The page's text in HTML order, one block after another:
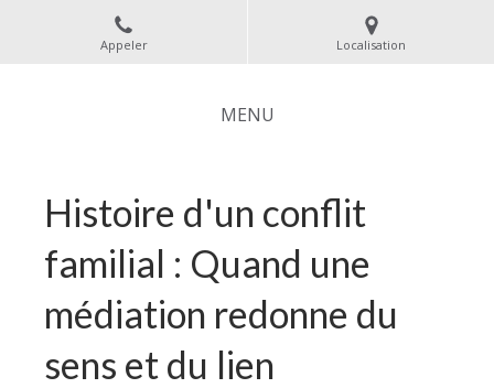
Appeler Localisation
MENU
Histoire d'un conflit
familial : Quand une
médiation redonne du
sens et du lien